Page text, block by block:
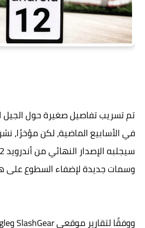
تم تسريب تفاصيل صغيرة حول الجيل
في الأسابيع الماضية، لكن مؤخرًا،
وسمات جديدة لإضفاء السطوع على